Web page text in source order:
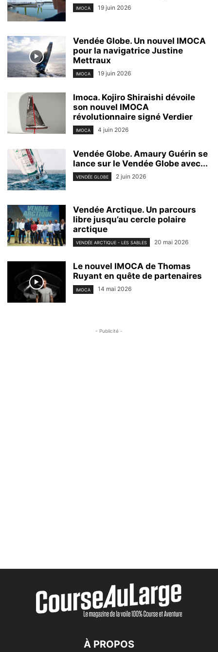
IMOCA 19 juin 2026
Vendée Globe. Un nouvel IMOCA
pour la navigatrice Justine
Mettraux
IMOCA 19 juin 2026
Imoca. Kojiro Shiraishi dévoile
son nouvel IMOCA
révolutionnaire signé Verdier
IMOCA 4 juin 2026
Vendée Globe. Amaury Guérin se
lance sur le Vendée Globe avec...
VENDÉE GLOBE 2 juin 2026
Vendée Arctique. Un parcours
libre jusqu’au cercle polaire
arctique
VENDÉE ARCTIQUE - LES SABLES 20 mai 2026
Le nouvel IMOCA de Thomas
Ruyant en quête de partenaires
IMOCA 14 mai 2026
- Publicité -
À PROPOS